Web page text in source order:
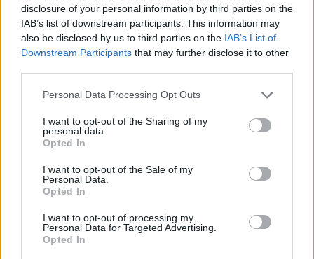
disclosure of your personal information by third parties on the
IAB’s list of downstream participants. This information may
also be disclosed by us to third parties on the IAB’s List of
Downstream Participants that may further disclose it to other
Personal Data Processing Opt Outs
I want to opt-out of the Sharing of my
personal data.
Opted In
I want to opt-out of the Sale of my
Personal Data.
Opted In
I want to opt-out of processing my
Personal Data for Targeted Advertising.
Opted In